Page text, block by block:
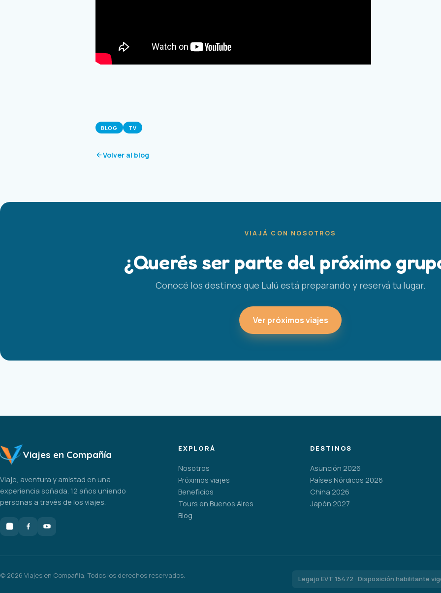
BLOG TV
Volver al blog
VIAJÁ CON NOSOTROS
¿Querés ser parte del próximo
Conocé los destinos que Lulú está preparando y reservá tu lugar.
Ver próximos viajes
Viajes en Compañía
Viaje, aventura y amistad en una
experiencia soñada. 12 años uniendo
personas a través de los viajes.
EXPLORÁ
Nosotros
Próximos viajes
Beneficios
Tours en Buenos Aires
Blog
DESTINOS
Asunción 2026
Países Nórdicos 2026
China 2026
Japón 2027
© 2026 Viajes en Compañía. Todos los derechos reservados. Legajo EVT 15472 · Disposición habilitante